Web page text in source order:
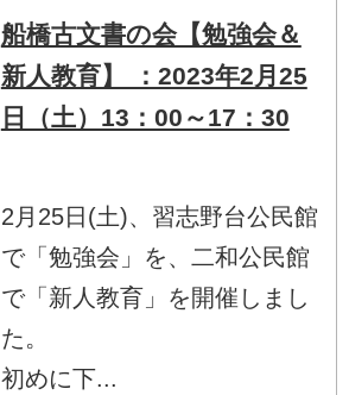
船橋古文書の会【勉強会＆
新人教育】 ：2023年2月25
日（土）13：00～17：30
2月25日(土)、習志野台公民館
で「勉強会」を、二和公民館
で「新人教育」を開催しまし
た。
初めに下...